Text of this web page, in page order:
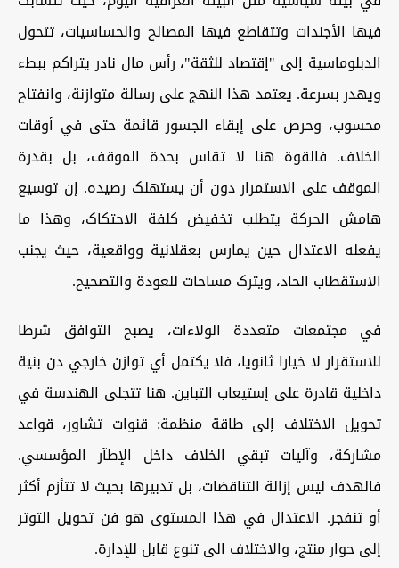
فیها الأجندات وتتقاطع فیها المصالح والحساسیات، تتحول
الدبلوماسیة إلی "إقتصاد للثقة"، رأس مال نادر یتراکم ببطء
ویهدر بسرعة. یعتمد هذا النهج علی رسالة متوازنة، وانفتاح
محسوب، وحرص علی إبقاء الجسور قائمة حتی في أوقات
الخلاف. فالقوة هنا لا تقاس بحدة الموقف، بل بقدرة
الموقف علی الاستمرار دون أن یستهلک رصیده. إن توسیع
هامش الحرکة یتطلب تخفیض کلفة الاحتکاک، وهذا ما
یفعله الاعتدال حین یمارس بعقلانیة وواقعیة، حیث یجنب
الاستقطاب الحاد، ویترک مساحات للعودة والتصحیح.
في مجتمعات متعددة الولاءات، یصبح التوافق شرطا
للاستقرار لا خیارا ثانویا، فلا یکتمل أي توازن خارجي دن بنیة
داخلیة قادرة علی إستیعاب التباین. هنا تتجلی الهندسة في
تحویل الاختلاف إلی طاقة منظمة: قنوات تشاور، قواعد
مشارکة، وآلیات تبقي الخلاف داخل الإطآر المؤسسي.
فالهدف لیس إزالة التناقضات، بل تدبیرها بحیث لا تتأزم أکثر
أو تنفجر. الاعتدال في هذا المستوی هو فن تحویل التوتر
إلی حوار منتج، والاختلاف الی تنوع قابل للإدارة.